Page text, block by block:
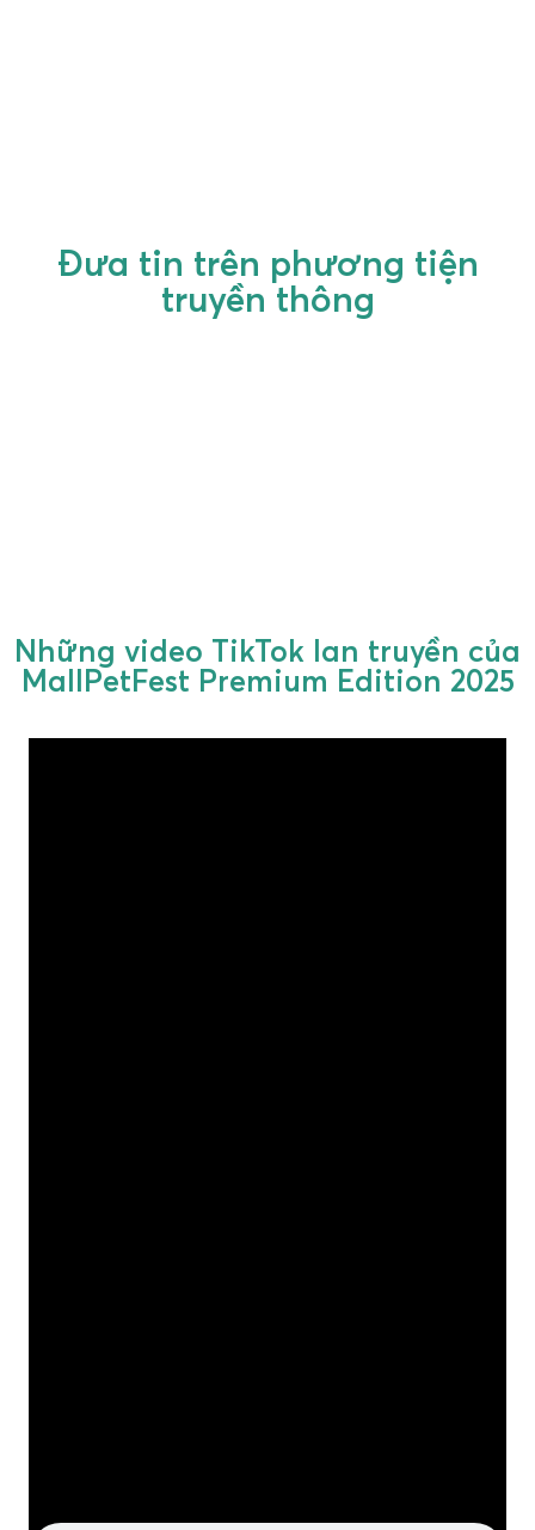
Đưa tin trên phương tiện
truyền thông
Những video TikTok lan truyền của
MallPetFest Premium Edition 2025